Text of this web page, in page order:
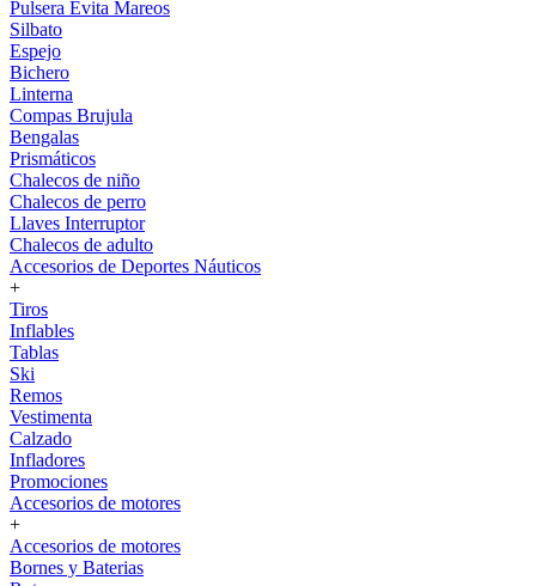
Pulsera Evita Mareos
Silbato
Espejo
Bichero
Linterna
Compas Brujula
Bengalas
Prismáticos
Chalecos de niño
Chalecos de perro
Llaves Interruptor
Chalecos de adulto
Accesorios de Deportes Náuticos
+
Tiros
Inflables
Tablas
Ski
Remos
Vestimenta
Calzado
Infladores
Promociones
Accesorios de motores
+
Accesorios de motores
Bornes y Baterias